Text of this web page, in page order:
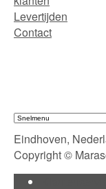
Levertijden
Contact
Eindhoven,
Copyright ©